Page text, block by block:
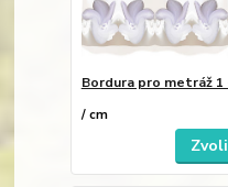
Bordura pro metráž
/cm